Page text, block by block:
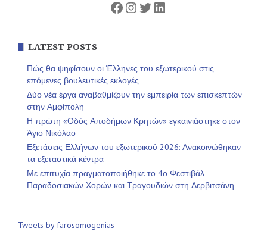
Facebook
Instagram
Twitter
Linkedin
LATEST POSTS
Πώς θα ψηφίσουν οι Έλληνες του εξωτερικού στις
επόμενες βουλευτικές εκλογές
Δύο νέα έργα αναβαθμίζουν την εμπειρία των επισκεπτών
στην Αμφίπολη
Η πρώτη «Οδός Αποδήμων Κρητών» εγκαινιάστηκε στον
Άγιο Νικόλαο
Εξετάσεις Ελλήνων του εξωτερικού 2026: Ανακοινώθηκαν
τα εξεταστικά κέντρα
Με επιτυχία πραγματοποιήθηκε το 4ο Φεστιβάλ
Παραδοσιακών Χορών και Τραγουδιών στη Δερβιτσάνη
Tweets by farosomogenias